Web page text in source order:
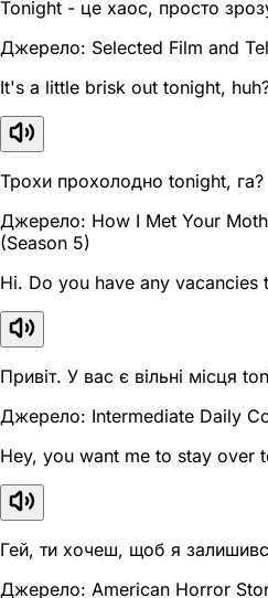
Tonight - це хаос, просто
Джерело: Selected Film and
It's a little brisk out tonight,
Трохи прохолодно tonight, га?
Джерело: How I Met Your
(Season 5)
Hi. Do you have any vacancies
Привіт. У вас є вільні місця
Джерело: Intermediate Daily
Hey, you want me to stay over
Гей, ти хочеш, щоб я
Джерело: American Horror